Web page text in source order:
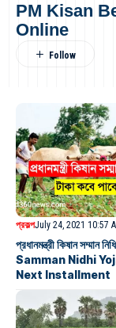
PM Kisan
Online
প্রকল্পJuly 24, 2021 10:57
প্রধানমন্ত্রী কিষান সম্মান
Samman Nidhi
Next Installment